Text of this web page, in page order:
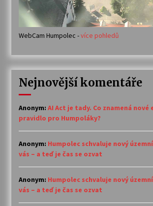
WebCam Humpolec -více pohledů
Nejnovější komentáře
Anonym: AI Act je tady. Co znamená nové
pravidlo pro Humpoláky?
Anonym: Humpolec schvaluje nový
vás – a teď je čas se ozvat
Anonym: Humpolec schvaluje nový
vás – a teď je čas se ozvat